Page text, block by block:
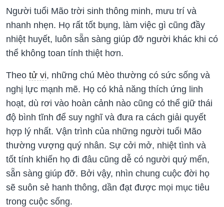
Người tuổi Mão trời sinh thông minh, mưu trí và
nhanh nhẹn. Họ rất tốt bụng, làm việc gì cũng đầy
nhiệt huyết, luôn sẵn sàng giúp đỡ người khác khi có
thể không toan tính thiệt hơn.
Theo tử vi, những chú Mèo thường có sức sống và
nghị lực mạnh mẽ. Họ có khả năng thích ứng linh
hoạt, dù rơi vào hoàn cảnh nào cũng có thể giữ thái
độ bình tĩnh để suy nghĩ và đưa ra cách giải quyết
hợp lý nhất. Vận trình của những người tuổi Mão
thường vượng quý nhân. Sự cởi mở, nhiệt tình và
tốt tính khiến họ đi đâu cũng dễ có người quý mến,
sẵn sàng giúp đỡ. Bởi vậy, nhìn chung cuộc đời họ
sẽ suôn sẻ hanh thông, dần đạt được mọi mục tiêu
trong cuộc sống.